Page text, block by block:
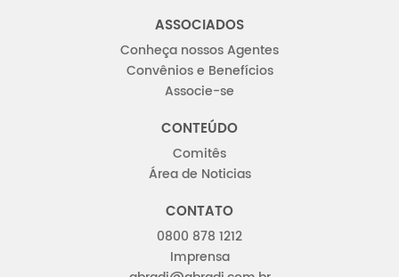
ASSOCIADOS
Conheça nossos Agentes
Convênios e Benefícios
Associe-se
CONTEÚDO
Comitês
Área de Noticias
CONTATO
0800 878 1212
Imprensa